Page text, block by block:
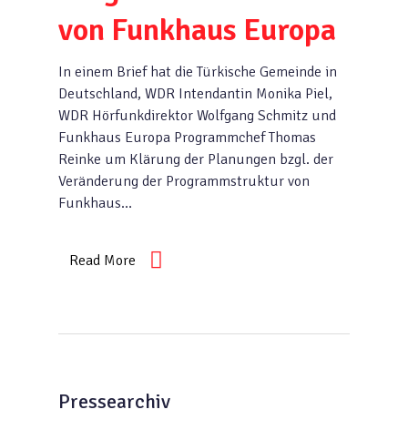
von Funkhaus Europa
In einem Brief hat die Türkische Gemeinde in
Deutschland, WDR Intendantin Monika Piel,
WDR Hörfunkdirektor Wolfgang Schmitz und
Funkhaus Europa Programmchef Thomas
Reinke um Klärung der Planungen bzgl. der
Veränderung der Programmstruktur von
Funkhaus…
Read More
Pressearchiv